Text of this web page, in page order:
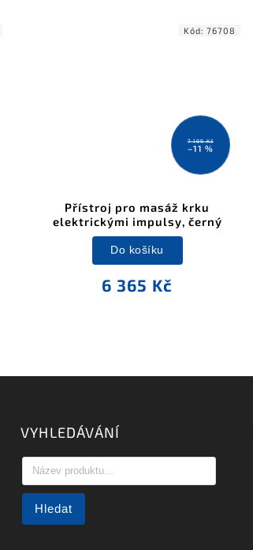
7 199 Kč
–11 %
Přístroj pro masáž krku
elektrickými impulsy, černý
6 365 Kč
Do košíku
Kód: 76708
VYHLEDÁVÁNÍ
Hledat